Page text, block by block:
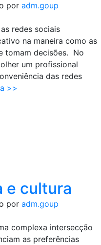
por adm.goup
redes sociais
na maneira como as
tomam decisões. No
um profissional
das redes
>>
e cultura
por adm.goup
complexa intersecção
as preferências